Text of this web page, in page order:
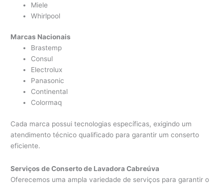
Miele
Whirlpool
Marcas Nacionais
Brastemp
Consul
Electrolux
Panasonic
Continental
Colormaq
Cada marca possui tecnologias específicas, exigindo um
atendimento técnico qualificado para garantir um conserto
eficiente.
Serviços de Conserto de Lavadora Cabreúva
Oferecemos uma ampla variedade de serviços para garantir o